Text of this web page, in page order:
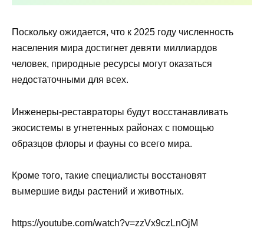
Поскольку ожидается, что к 2025 году численность
населения мира достигнет девяти миллиардов
человек, природные ресурсы могут оказаться
недостаточными для всех.
Инженеры-реставраторы будут восстанавливать
экосистемы в угнетенных районах с помощью
образцов флоры и фауны со всего мира.
Кроме того, такие специалисты восстановят
вымершие виды растений и животных.
https://youtube.com/watch?v=zzVx9czLnOjM